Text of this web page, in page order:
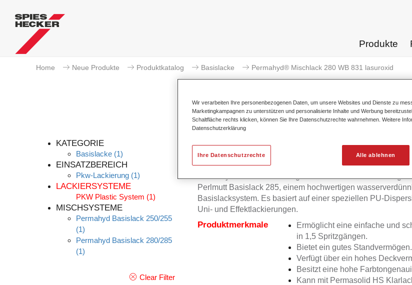
Produkte
Home Neue Produkte Produktkatalog Basislacke Permahyd® Mischlack 280 WB 831 lasuroxid
KATEGORIE
Basislacke (1)
EINSATZBEREICH
Pkw-Lackierung (1)
LACKIERSYSTEME
PKW Plastic System (1)
MISCHSYSTEME
Permahyd Basislack 250/255
(1)
Permahyd Basislack 280/285
(1)
Clear Filter
Permahyd®
Perlmutt Basislack 285, einem hochwertigen
Basislacksystem. Es basiert auf einer speziellen PU-
Uni- und Effektlackierungen.
Produktmerkmale
Ermöglicht eine einfache und
in 1,5 Spritzgängen.
Bietet ein gutes Standvermögen.
Verfügt über ein hohes
Besitzt eine hohe
Kann mit Permasolid HS
Wir verarbeiten Ihre personenbezogenen Daten, um unsere Websites und Dienste zu
Marketingkampagnen zu unterstützen und personalisierte Inhalte und Werbung
Schaltfläche rechts klicken, können Sie Ihre Datenschutzrechte wahrnehmen. Weitere
Datenschutzerklärung
Alle ablehnen
Ihre Datenschutzrechte